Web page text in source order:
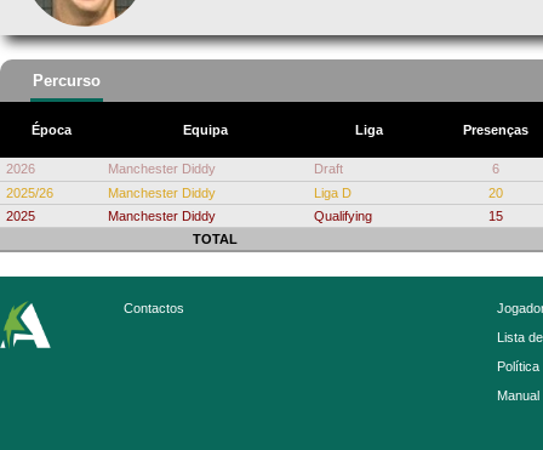
Percurso
Época Equipa Liga Presenças
2026 Manchester Diddy Draft
6
2025/26
Manchester Diddy Liga D
20
2025
Manchester Diddy Qualifying
15
TOTAL
Contactos
Lista
Política